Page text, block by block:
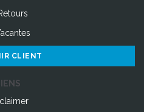
CLIENT